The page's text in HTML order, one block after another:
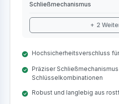
Schließmechanismus
+ 2
Hochsicherheitsverschluss
Präziser
Schlüsselkombinationen
Robust und langlebig aus